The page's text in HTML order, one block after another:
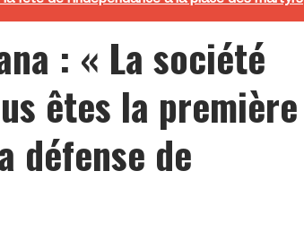
: « La société
êtes la première
défense de